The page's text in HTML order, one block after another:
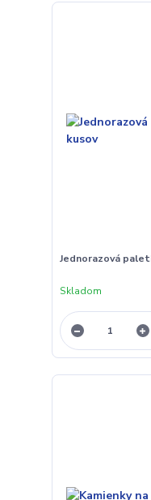
Jednorazová
Skladom